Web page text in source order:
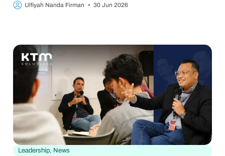
Ulfiyah Nanda Firman • 30 Jun 2026
Leadership, News